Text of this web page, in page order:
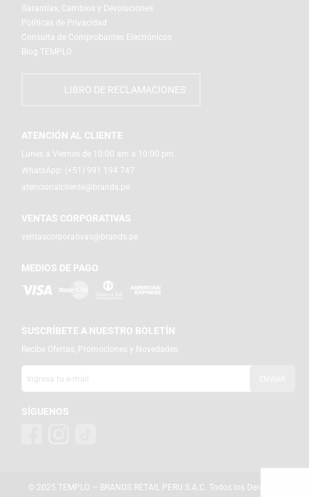
Garantías, Cambios y Devoluciones
Políticas de Privacidad
Consulta de Comprobantes Electrónicos
Blog TEMPLO
LIBRO DE RECLAMACIONES
ATENCIÓN AL CLIENTE
Lunes a Viernes de 10:00 am a 10:00 pm
WhatsApp: (+51) 991 194 747
atencionalcliente@brands.pe
VENTAS CORPORATIVAS
ventascorporativas@brands.pe
MEDIOS DE PAGO
SUSCRÍBETE A NUESTRO BOLETÍN
Recibe Ofertas, Promociones y Novedades
SÍGUENOS
© 2025 TEMPLO — BRANDS RETAIL PERU S.A.C. Todos los Derechos